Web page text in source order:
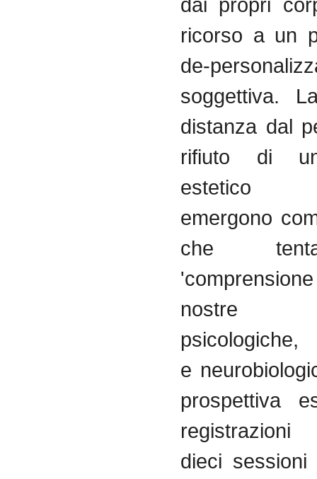
ricorso a un
de-
soggettiva.
distanza dal
rifiuto di
estetico
emergono
che
nostre
psicologiche,
e
prospettiva
dieci